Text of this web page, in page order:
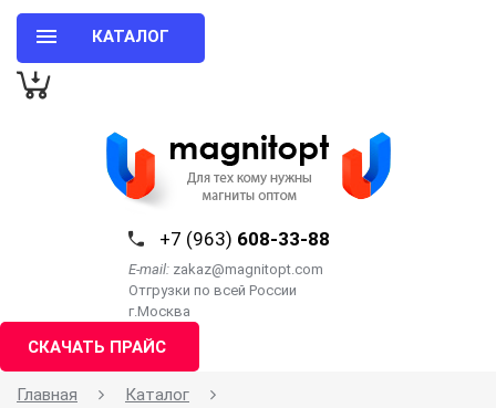
КАТАЛОГ
+7 (963) 608-33-88
E-mail: zakaz@magnitopt.com
Отгрузки по всей России
г.Москва
СКАЧАТЬ ПРАЙС
Главная
Каталог